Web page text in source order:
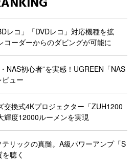
レコ」「DVDレコ」対応機種を拡
コーダーからのダビングが可能に
NAS初心者”を実感！UGREEN「NAS
ュー
交換式4Kプロジェクター「ZUH1200
輝度12000ルーメンを実現
テリックの真髄。A級パワーアンプ「S
聴く